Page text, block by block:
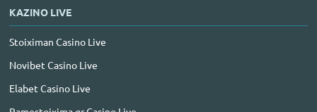
ΚΑΖΙΝΟ LIVE
Stoiximan Casino Live
Novibet Casino Live
Elabet Casino Live